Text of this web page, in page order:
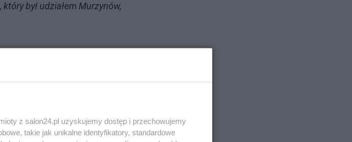
był udziałem Murzynów,
Reduty Dobrego Imienia,
– Murzynów podparta
i Jana Sowy.
piszę obszerniej dziś na
z salon24.pl uzyskujemy dostęp i przechowujemy
takie jak unikalne identyfikatory, standardowe